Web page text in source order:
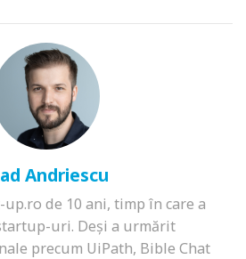
Andriescu
de 10 ani, timp în care a
uri. Deși a urmărit
precum UiPath, Bible Chat